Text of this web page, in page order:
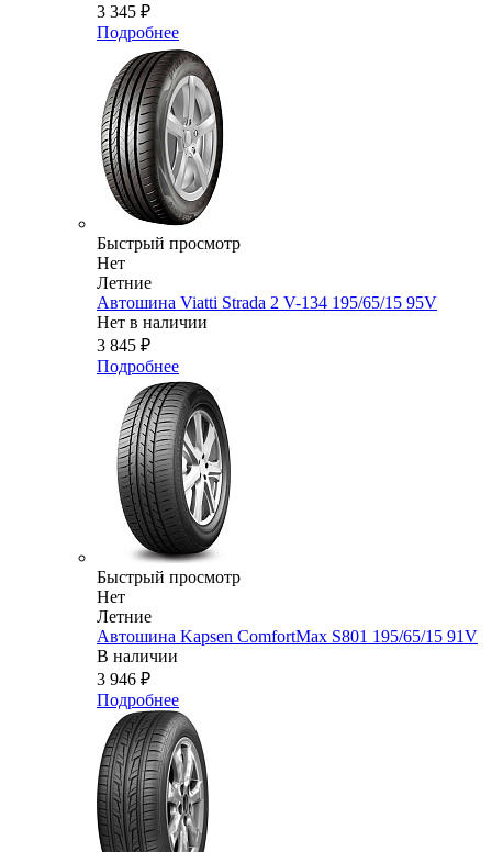
3 345 ₽
Подробнее
Быстрый просмотр
Нет
Летние
Автошина Viatti Strada 2 V-134 195/65/15 95V
Нет в наличии
3 845 ₽
Подробнее
Быстрый просмотр
Нет
Летние
Автошина Kapsen ComfortMax S801 195/65/15 91V
В наличии
3 946 ₽
Подробнее